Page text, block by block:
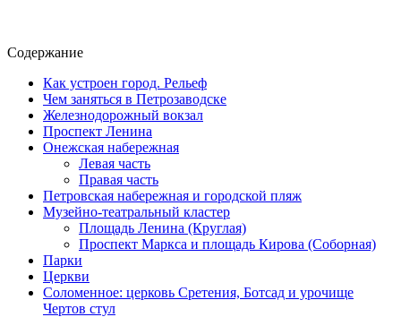
Содержание
Как устроен город. Рельеф
Чем заняться в Петрозаводске
Железнодорожный вокзал
Проспект Ленина
Онежская набережная
Левая часть
Правая часть
Петровская набережная и городской пляж
Музейно-театральный кластер
Площадь Ленина (Круглая)
Проспект Маркса и площадь Кирова (Соборная)
Парки
Церкви
Соломенное: церковь Сретения, Ботсад и урочище
Чертов стул